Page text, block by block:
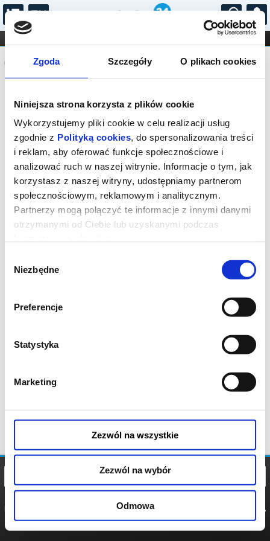
Zgoda Szczegóły O plikach cookies
Niniejsza strona korzysta z plików cookie
Wykorzystujemy pliki cookie w celu realizacji usług
zgodnie z Polityką cookies, do spersonalizowania treści
i reklam, aby oferować funkcje społecznościowe i
analizować ruch w naszej witrynie. Informacje o tym, jak
korzystasz z naszej witryny, udostępniamy partnerom
społecznościowym, reklamowym i analitycznym.
Partnerzy mogą połączyć te informacje z innymi danymi
otrzymanymi od Ciebie lub uzyskanymi podczas
zgody
Niezbędne
Preferencje
Statystyka
Marketing
Zezwól na wszystkie
Zezwól na wybór
Odmowa
...
FILHARMONIA OPERA I BALET
STAND-UP
DLA DZIECI
Komunikat
Sprzedaż on-line została zakończona,
sprawdź dostępność biletów w kasie.
Kontakt tel.: 18 544 74 72 lub e-mail:
kino@rabka.pl
POLITYKA
POLITYKA